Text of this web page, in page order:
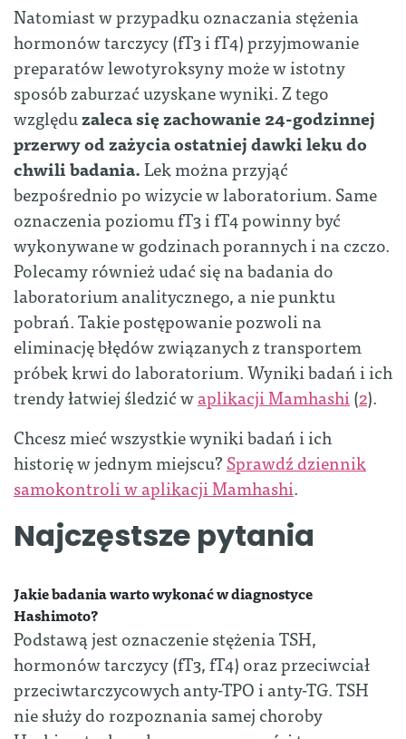
Natomiast w przypadku oznaczania stężenia
hormonów tarczycy (fT3 i fT4) przyjmowanie
preparatów lewotyroksyny może w istotny
sposób zaburzać uzyskane wyniki. Z tego
względuzaleca się zachowanie 24-godzinnej
przerwy od zażycia ostatniej dawki leku do
chwili badania.Lek można przyjąć
bezpośrednio po wizycie w laboratorium. Same
oznaczenia poziomu fT3 i fT4 powinny być
wykonywane w godzinach porannych i na czczo.
Polecamy również udać się na badania do
laboratorium analitycznego, a nie punktu
pobrań. Takie postępowanie pozwoli na
eliminację błędów związanych z transportem
próbek krwi do laboratorium. Wyniki badań i ich
trendy łatwiej śledzić waplikacji Mamhashi(2).
Chcesz mieć wszystkie wyniki badań i ich
historię w jednym miejscu?Sprawdź dziennik
samokontroli w aplikacji Mamhashi.
Najczęstsze pytania
Jakie badania warto wykonać w diagnostyce
Hashimoto?
Podstawą jest oznaczenie stężenia TSH,
hormonów tarczycy (fT3, fT4) oraz przeciwciał
przeciwtarczycowych anty-TPO i anty-TG. TSH
nie służy do rozpoznania samej choroby